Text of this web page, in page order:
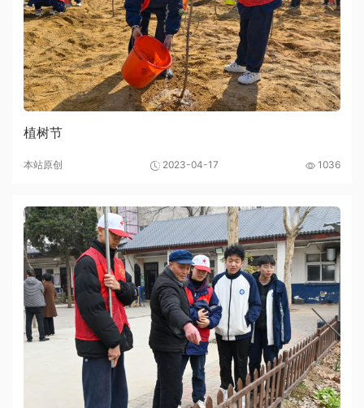
植树节
本站原创 2023-04-17 1036